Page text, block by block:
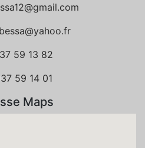
59 13 82
59 14 01
Maps